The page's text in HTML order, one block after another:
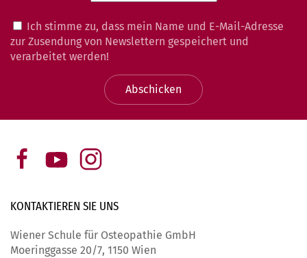
Ich stimme zu, dass mein Name und E-Mail-Adresse
zur Zusendung von Newslettern gespeichert und
verarbeitet werden!
Abschicken
KONTAKTIEREN SIE UNS
Wiener Schule für Osteopathie GmbH
Moeringgasse 20/7, 1150 Wien